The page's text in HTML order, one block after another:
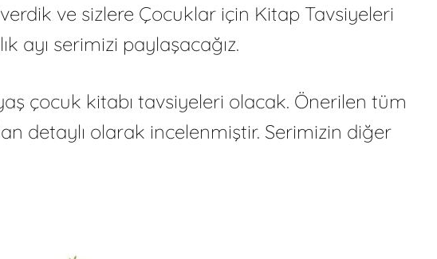
ve sizlere Çocuklar için Kitap Tavsiyeleri
ayı serimizi paylaşacağız.
çocuk kitabı tavsiyeleri olacak. Önerilen tüm
detaylı olarak incelenmiştir. Serimizin diğer